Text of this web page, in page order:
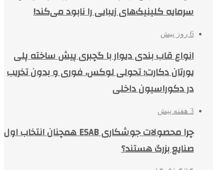
سرمایه کلینیک‌های زیبایی را نابود می‌کند!
6 روز پیش
انواع قاب بندی دیوار با گچبری پیش ساخته پلی
یورتان دکارت؛ تحولی لوکس، فوری و بدون تخریب
در دکوراسیون داخلی
3 هفته پیش
چرا محصولات جوشکاری ESAB همچنان انتخاب اول
صنایع بزرگ هستند؟